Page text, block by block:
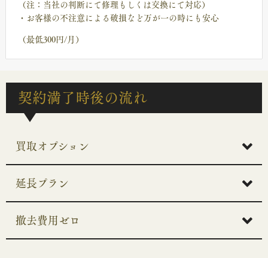
（注：当社の判断にて修理もしくは交換にて対応）
・お客様の不注意による破損など万が一の時にも安心
（最低300円/月）
契約満了時後の流れ
買取オプション
延長プラン
撤去費用ゼロ